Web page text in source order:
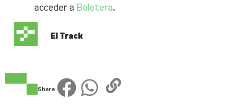
Share
acceder a Boletera.
El Track